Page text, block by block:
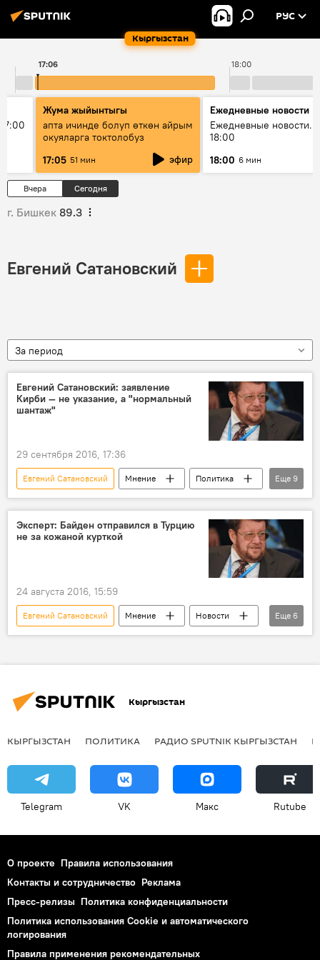
Кыргызстан
РУС
18:00
17:06
Жума жыйынтыгы
апта ичинде болуп өткөн айрым
окуяларга токтолобуз
17:05 51 мин эфир
Ежедневные новости
Ежедневные новости.
18:00
18:00 6 мин
Вчера Сегодня
г. Бишкек 89.3
Евгений Сатановский
За период
Евгений Сатановский: заявление
Кирби — не указание, а "нормальный
шантаж"
29 сентября 2016, 17:36
Евгений Сатановский Мнение
Политика
Новости
Кыргызстан
США
Джон Кирби
Мария Шелудякова
Госдеп
атака
Еще 9
Эксперт: Байден отправился в Турцию
не за кожаной курткой
24 августа 2016, 15:59
Евгений Сатановский Мнение
Новости
В мире
Сирия
США
Еще 6
Кыргызстан
КЫРГЫЗСТАН ПОЛИТИКА РАДИО SPUTNIK КЫРГЫЗСТАН
Telegram VK Макс Rutube
О проекте Правила использования
Контакты и сотрудничество Реклама
Пресс-релизы Политика конфиденциальности
Политика использования Cookie и автоматического
логирования
Правила применения рекомендательных